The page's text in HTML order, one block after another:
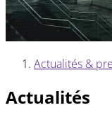
d'Ariane
Actualités &
Actualités